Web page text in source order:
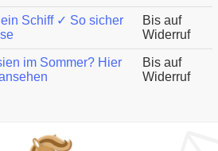
Schiff ✓ So sicher
Bis auf
Widerruf
im Sommer? Hier
Bis auf
Widerruf